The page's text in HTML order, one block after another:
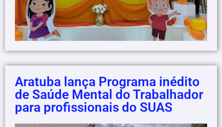
Aratuba lança Programa inédito
de Saúde Mental do Trabalhador
para profissionais do SUAS